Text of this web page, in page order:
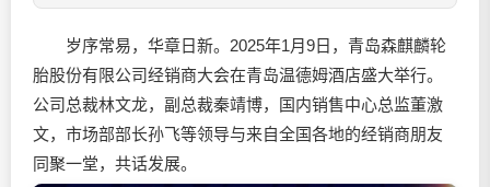
岁序常易，华章日新。2025年1月9日，青岛森麒麟轮
胎股份有限公司经销商大会在青岛温德姆酒店盛大举行。
公司总裁林文龙，副总裁秦靖博，国内销售中心总监董激
文，市场部部长孙飞等领导与来自全国各地的经销商朋友
同聚一堂，共话发展。